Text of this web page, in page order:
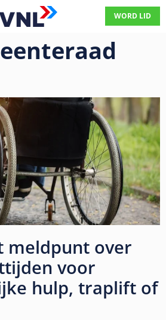
WORD LID
meldpunt over
voor
hulp, traplift of